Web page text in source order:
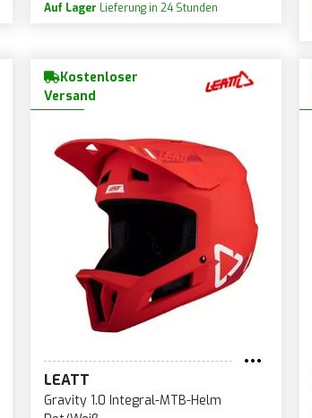
Auf Lager Lieferung in 24 Stunden
Kostenloser
Versand
LEATT
Gravity 1.0 Integral-MTB-Helm